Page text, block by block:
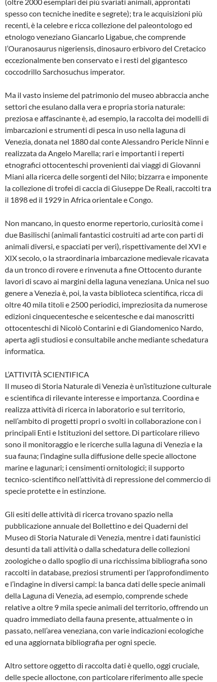
spesso con tecniche inedite e segrete); tra le acquisizioni più
recenti, è la celebre e ricca collezione del paleontologo ed
etnologo veneziano Giancarlo Ligabue, che comprende
l’Ouranosaurus nigeriensis, dinosauro erbivoro del Cretacico
eccezionalmente ben conservato e i resti del gigantesco
coccodrillo Sarchosuchus imperator.
Ma il vasto insieme del patrimonio del museo abbraccia anche
settori che esulano dalla vera e propria storia naturale:
preziosa e affascinante è, ad esempio, la raccolta dei modelli di
imbarcazioni e strumenti di pesca in uso nella laguna di
Venezia, donata nel 1880 dal conte Alessandro Pericle Ninni e
realizzata da Angelo Marella; rari e importanti i reperti
etnografici ottocenteschi provenienti dai viaggi di Giovanni
Miani alla ricerca delle sorgenti del Nilo; bizzarra e imponente
la collezione di trofei di caccia di Giuseppe De Reali, raccolti tra
il 1898 ed il 1929 in Africa orientale e Congo.
Non mancano, in questo enorme repertorio, curiosità come i
due Basilischi (animali fantastici costruiti ad arte con parti di
animali diversi, e spacciati per veri), rispettivamente del XVI e
XIX secolo, o la straordinaria imbarcazione medievale ricavata
da un tronco di rovere e rinvenuta a fine Ottocento durante
lavori di scavo ai margini della laguna veneziana. Unica nel suo
genere a Venezia è, poi, la vasta biblioteca scientifica, ricca di
oltre 40 mila titoli e 2500 periodici, impreziosita da numerose
edizioni cinquecentesche e seicentesche e dai manoscritti
ottocenteschi di Nicolò Contarini e di Giandomenico Nardo,
aperta agli studiosi e consultabile anche mediante schedatura
informatica.
L’ATTIVITÀ SCIENTIFICA
Il museo di Storia Naturale di Venezia è un’istituzione culturale
e scientifica di rilevante interesse e importanza. Coordina e
realizza attività di ricerca in laboratorio e sul territorio,
nell’ambito di progetti propri o svolti in collaborazione con i
principali Enti e Istituzioni del settore. Di particolare rilievo
sono il monitoraggio e le ricerche sulla laguna di Venezia e la
sua fauna; l’indagine sulla diffusione delle specie alloctone
marine e lagunari; i censimenti ornitologici; il supporto
tecnico-scientifico nell’attività di repressione del commercio di
specie protette e in estinzione.
Gli esiti delle attività di ricerca trovano spazio nella
pubblicazione annuale del Bollettino e dei Quaderni del
Museo di Storia Naturale di Venezia, mentre i dati faunistici
desunti da tali attività o dalla schedatura delle collezioni
zoologiche o dallo spoglio di una ricchissima bibliografia sono
raccolti in database, preziosi strumenti per l’approfondimento
e l’indagine in diversi campi: la banca dati delle specie animali
della Laguna di Venezia, ad esempio, comprende schede
relative a oltre 9 mila specie animali del territorio, offrendo un
quadro immediato della fauna presente, attualmente o in
passato, nell’area veneziana, con varie indicazioni ecologiche
ed una aggiornata bibliografia per ogni specie.
Altro settore oggetto di raccolta dati è quello, oggi cruciale,
delle specie alloctone, con particolare riferimento alle specie